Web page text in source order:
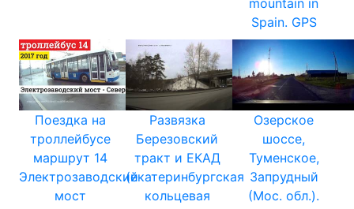
mountain in
Spain. GPS
Поездка на
троллейбусе
маршрут 14
Электрозаводский
мост
Развязка
Березовский
тракт и ЕКАД
(екатеринбургская
кольцевая
Озерское
шоссе,
Туменское,
Запрудный
(Мос. обл.).